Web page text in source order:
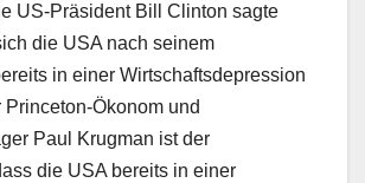
US-Präsident Bill Clinton sagte
die USA nach seinem
in einer Wirtschaftsdepression
Princeton-Ökonom und
Paul Krugman ist der
die USA bereits in einer